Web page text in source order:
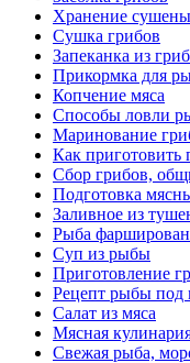
Хранение
Сушка грибов
Запеканка из
Прикормка для
Копчение мяса
Способы ловли
Маринование
Как приготовить
Сбор грибов,
Подготовка
Заливное из
Рыба
Суп из рыбы
Приготовление
Рецепт рыбы под
Салат из мяса
Мясная
Свежая рыба,